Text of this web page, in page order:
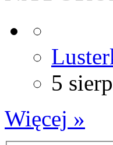
5
Więcej »